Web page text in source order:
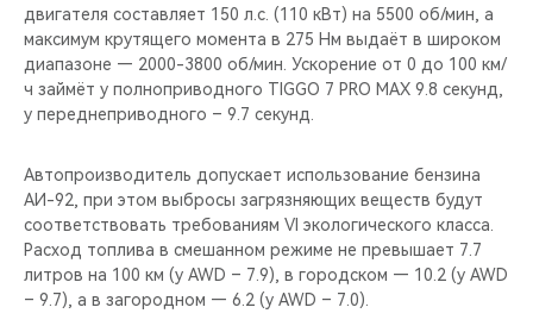
двигателя составляет 150 л.с. (110 кВт) на 5500 об/мин, а
максимум крутящего момента в 275 Нм выдаёт в широком
диапазоне — 2000-3800 об/мин. Ускорение от 0 до 100 км/
ч займёт у полноприводного TIGGO 7 PRO MAX 9.8 секунд,
у переднеприводного – 9.7 секунд.
Автопроизводитель допускает использование бензина
АИ-92, при этом выбросы загрязняющих веществ будут
соответствовать требованиям VI экологического класса.
Расход топлива в смешанном режиме не превышает 7.7
литров на 100 км (у AWD – 7.9), в городском — 10.2 (у AWD
– 9.7), а в загородном — 6.2 (у AWD – 7.0).